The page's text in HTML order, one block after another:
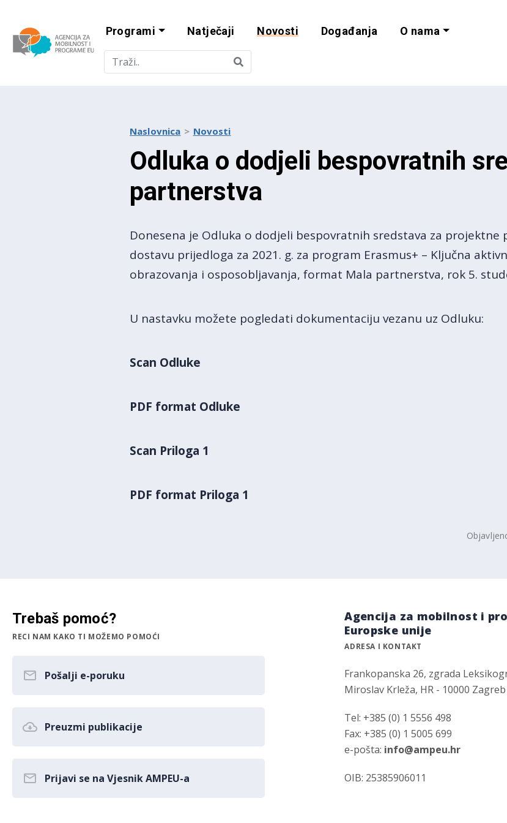
Agencija za mobilnost i programe
Programi Natječaji Novosti Događanja O nama
Naslovnica Novosti
Odluka o dodjeli bespovratnih
partnerstva
Donesena je Odluka o dodjeli bespovratnih sredstava za projektne
dostavu prijedloga za 2021. g. za program Erasmus+ – Ključna
obrazovanja i osposobljavanja, format Mala partnerstva, rok 5.
U nastavku možete pogledati dokumentaciju vezanu uz Odluku:
Scan Odluke
PDF format Odluke
Scan Priloga 1
PDF format Priloga 1
Trebaš pomoć?
RECI NAM KAKO TI MOŽEMO POMOĆI
Pošalji e-poruku
Preuzmi publikacije
Prijavi se na Vjesnik AMPEU-a
Agencija za mobilnost i
Europske unije
ADRESA I KONTAKT
Frankopanska 26, zgrada
Miroslav Krleža, HR - 10000 Zagreb
Tel: +385 (0) 1 5556 498
Fax: +385 (0) 1 5005 699
e-pošta: info@ampeu.hr
OIB: 25385906011